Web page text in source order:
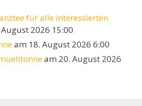
für alle interessierten
2026 15:00
am 18. August 2026 6:00
am 20. August 2026